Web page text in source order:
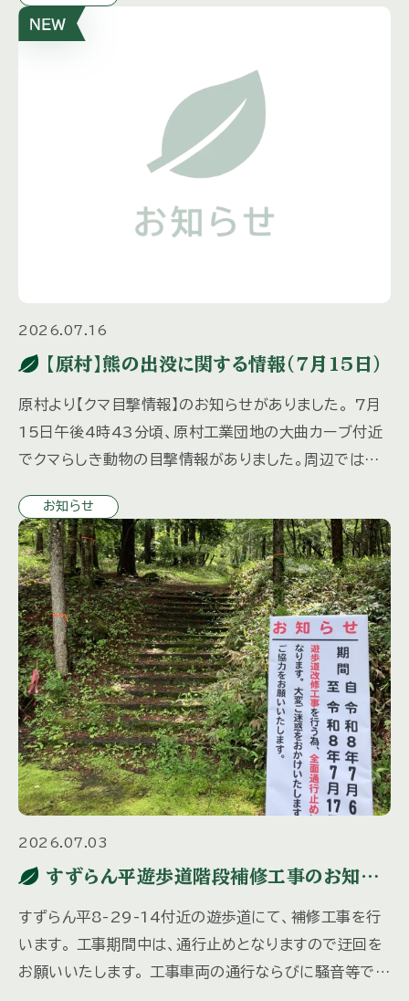
2026.07.16
【原村】熊の出没に関する情報（7月15日）
原村より【クマ目撃情報】のお知らせがありました。 7月
15日午後4時43分頃、原村工業団地の大曲カーブ付近
でクマらしき動物の目撃情報がありました。周辺ではク
皆さまは、徒 […]
お知らせ
2026.07.03
すずらん平遊歩道階段補修工事のお知ら
すずらん平8-29-14付近の遊歩道にて、補修工事を行
います。 工事期間中は、通行止めとなりますので迂回を
お願いいたします。 工事車両の通行ならびに騒音等でご